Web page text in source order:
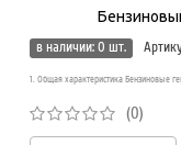
в наличии: 0 шт.
1. Общая характеристика Бензиновые
(0)